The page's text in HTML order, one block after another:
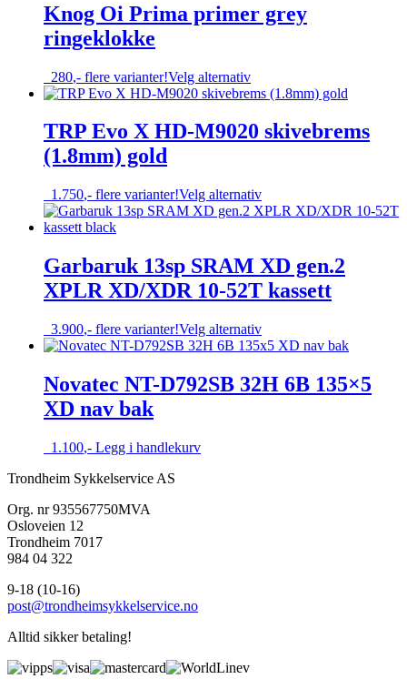
Knog Oi Prima primer grey
ringeklokke
280,- flere varianter!Velg alternativDette
produktet
flere
varianter.
velges
på
TRP Evo X HD-M9020 skivebrems
(1.8mm) gold
1.750,- flere varianter!Velg alternativDette
produktet
varianter.
Alternativene
kan
på
produktsiden
Garbaruk 13sp SRAM XD gen.2
XPLR XD/XDR 10-52T kassett
3.900,- flere varianter!Velg alternativDette
produktet
flere
varianter.
Novatec NT-D792SB 32H 6B 135×5
XD nav bak
1.100,- Legg i handlekurv
Trondheim Sykkelservice AS
Org. nr 935567750MVA
Osloveien 12
Trondheim 7017
984 04 322
9-18 (10-16)
post@trondheimsykkelservice.no
Alltid sikker betaling!